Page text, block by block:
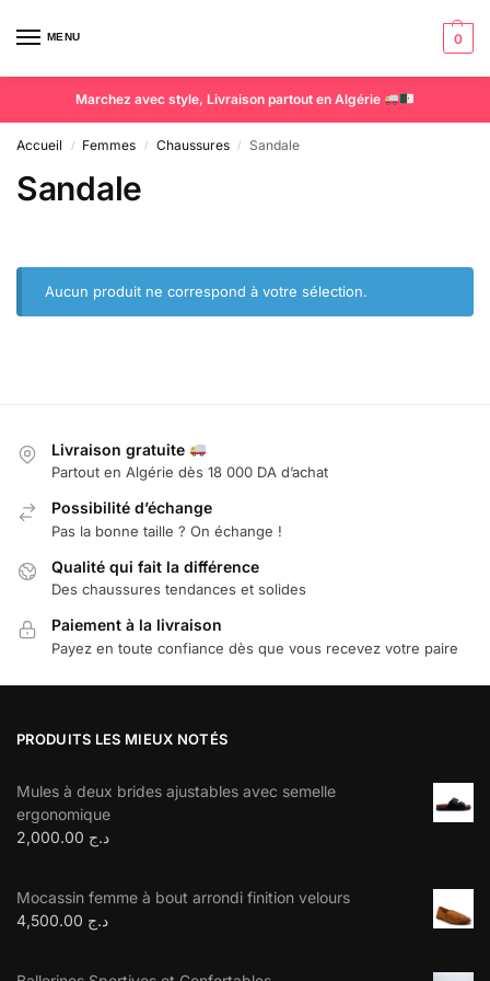
MENU 0
Marchez avec style, Livraison partout en Algérie
Accueil / Femmes / Chaussures / Sandale
Sandale
Aucun produit ne correspond à votre sélection.
Livraison gratuite
Partout en Algérie dès 18 000 DA d’achat
Possibilité d’échange
Pas la bonne taille ? On échange !
Qualité qui fait la différence
Des chaussures tendances et solides
Paiement à la livraison
Payez en toute confiance dès que vous recevez votre paire
PRODUITS LES MIEUX NOTÉS
Mules à deux brides ajustables avec semelle
ergonomique
د.ج
Mocassin femme à bout arrondi finition velours
د.ج